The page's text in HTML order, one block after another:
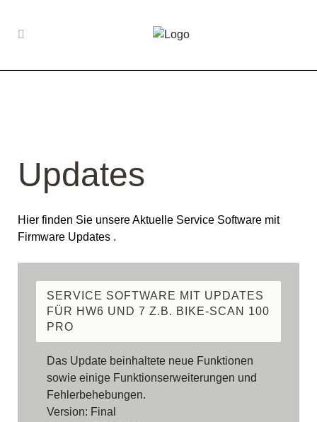
Updates
Hier finden Sie unsere Aktuelle Service Software mit
Firmware Updates .
SERVICE SOFTWARE MIT UPDATES
FÜR HW6 UND 7 Z.B. BIKE-SCAN 100
PRO
Das Update beinhaltete neue Funktionen
sowie einige Funktionserweiterungen und
Fehlerbehebungen.
Version: Final